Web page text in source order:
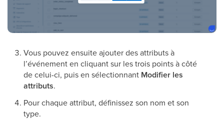
Vous pouvez ensuite ajouter des attributs à
l’événement en cliquant sur les trois points à côté
de celui-ci, puis en sélectionnant Modifier les
attributs.
Pour chaque attribut, définissez son nom et son
type.